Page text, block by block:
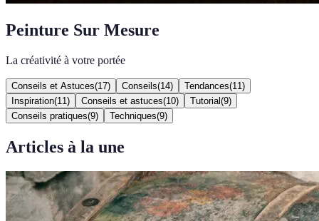
Peinture Sur Mesure
La créativité à votre portée
Conseils et Astuces(17) Conseils(14) Tendances(11 )
Inspiration(11 ) Conseils et astuces(10) Tutorial (9)
Conseils pratiques(9) Techniques(9)
Articles à la une